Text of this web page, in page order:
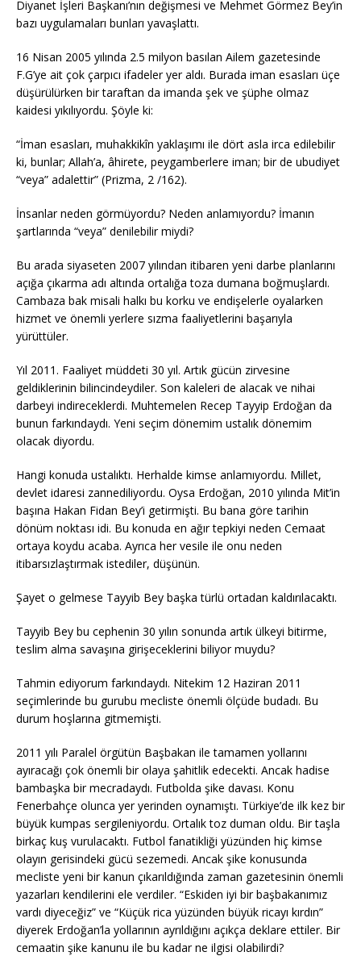
Diyanet İşleri Başkanı’nın değişmesi ve Mehmet Görmez Bey’in
bazı uygulamaları bunları yavaşlattı.
16 Nisan 2005 yılında 2.5 milyon basılan Ailem gazetesinde
F.G’ye ait çok çarpıcı ifadeler yer aldı. Burada iman esasları üçe
düşürülürken bir taraftan da imanda şek ve şüphe olmaz
kaidesi yıkılıyordu. Şöyle ki:
“İman esasları, muhakkikîn yaklaşımı ile dört asla irca edilebilir
ki, bunlar; Allah’a, âhirete, peygamberlere iman; bir de ubudiyet
“veya” adalettir” (Prizma, 2 /162).
İnsanlar neden görmüyordu? Neden anlamıyordu? İmanın
şartlarında “veya” denilebilir miydi?
Bu arada siyaseten 2007 yılından itibaren yeni darbe planlarını
açığa çıkarma adı altında ortalığa toza dumana boğmuşlardı.
Cambaza bak misali halkı bu korku ve endişelerle oyalarken
hizmet ve önemli yerlere sızma faaliyetlerini başarıyla
yürüttüler.
Yıl 2011. Faaliyet müddeti 30 yıl. Artık gücün zirvesine
geldiklerinin bilincindeydiler. Son kaleleri de alacak ve nihai
darbeyi indireceklerdi. Muhtemelen Recep Tayyip Erdoğan da
bunun farkındaydı. Yeni seçim dönemim ustalık dönemim
olacak diyordu.
Hangi konuda ustalıktı. Herhalde kimse anlamıyordu. Millet,
devlet idaresi zannediliyordu. Oysa Erdoğan, 2010 yılında Mit’in
başına Hakan Fidan Bey’i getirmişti. Bu bana göre tarihin
dönüm noktası idi. Bu konuda en ağır tepkiyi neden Cemaat
ortaya koydu acaba. Ayrıca her vesile ile onu neden
itibarsızlaştırmak istediler, düşünün.
Şayet o gelmese Tayyib Bey başka türlü ortadan kaldırılacaktı.
Tayyib Bey bu cephenin 30 yılın sonunda artık ülkeyi bitirme,
teslim alma savaşına girişeceklerini biliyor muydu?
Tahmin ediyorum farkındaydı. Nitekim 12 Haziran 2011
seçimlerinde bu gurubu mecliste önemli ölçüde budadı. Bu
durum hoşlarına gitmemişti.
2011 yılı Paralel örgütün Başbakan ile tamamen yollarını
ayıracağı çok önemli bir olaya şahitlik edecekti. Ancak hadise
bambaşka bir mecradaydı. Futbolda şike davası. Konu
Fenerbahçe olunca yer yerinden oynamıştı. Türkiye’de ilk kez bir
büyük kumpas sergileniyordu. Ortalık toz duman oldu. Bir taşla
birkaç kuş vurulacaktı. Futbol fanatikliği yüzünden hiç kimse
olayın gerisindeki gücü sezemedi. Ancak şike konusunda
mecliste yeni bir kanun çıkarıldığında zaman gazetesinin önemli
yazarları kendilerini ele verdiler. “Eskiden iyi bir başbakanımız
vardı diyeceğiz” ve “Küçük rica yüzünden büyük ricayı kırdın”
diyerek Erdoğan’la yollarının ayrıldığını açıkça deklare ettiler. Bir
cemaatin şike kanunu ile bu kadar ne ilgisi olabilirdi?